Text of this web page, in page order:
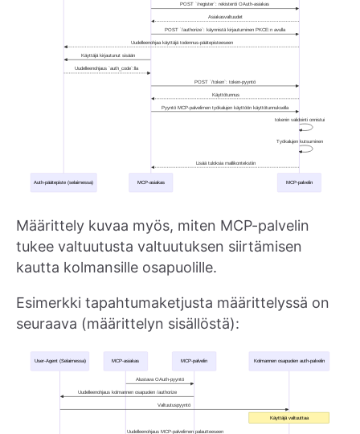
Määrittely kuvaa myös, miten MCP-palvelin
tukee valtuutusta valtuutuksen siirtämisen
kautta kolmansille osapuolille.
Esimerkki tapahtumaketjusta määrittelyssä on
seuraava (määrittelyn sisällöstä):